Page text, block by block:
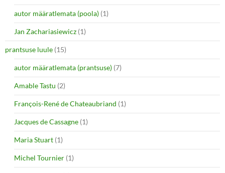
autor määratlemata (poola) (1)
Jan Zachariasiewicz (1)
prantsuse luule (15)
autor määratlemata (prantsuse) (7)
Amable Tastu (2)
François-René de Chateaubriand (1)
Jacques de Cassagne (1)
Maria Stuart (1)
Michel Tournier (1)